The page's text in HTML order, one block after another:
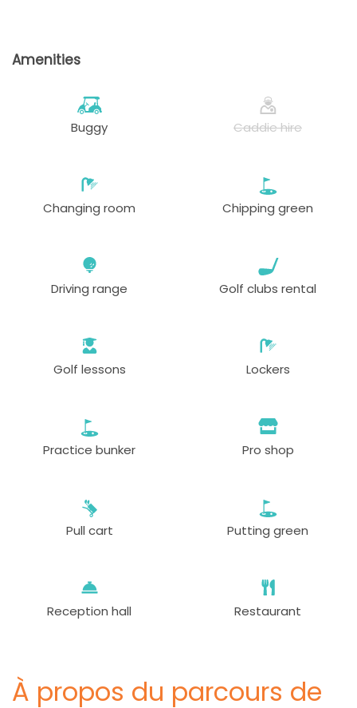
Amenities
Buggy Caddie hire
Changing room Chipping green
Driving range Golf clubs rental
Golf lessons Lockers
Practice bunker Pro shop
Pull cart Putting green
Reception hall Restaurant
À propos du parcours de